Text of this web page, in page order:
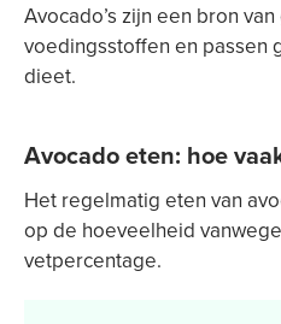
Avocado’s zijn een bron
voedingsstoffen en passen
dieet.
Avocado eten: hoe
Het regelmatig eten van
op de hoeveelheid
vetpercentage.